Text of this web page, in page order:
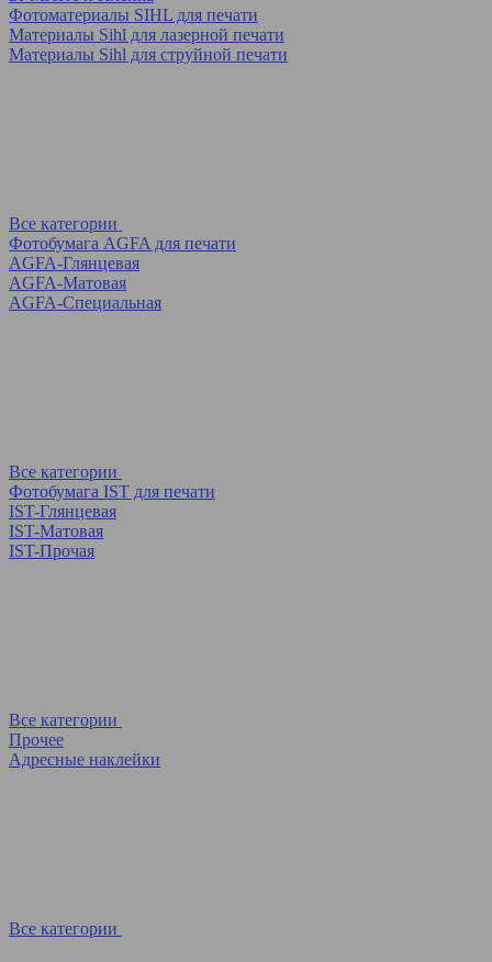
Фотоматериалы SIHL для печати
Материалы Sihl для лазерной печати
Материалы Sihl для струйной печати
Все категории
Фотобумага AGFA для печати
AGFA-Глянцевая
AGFA-Матовая
AGFA-Специальная
Все категории
Фотобумага IST для печати
IST-Глянцевая
IST-Матовая
IST-Прочая
Все категории
Прочее
Адресные наклейки
Все категории